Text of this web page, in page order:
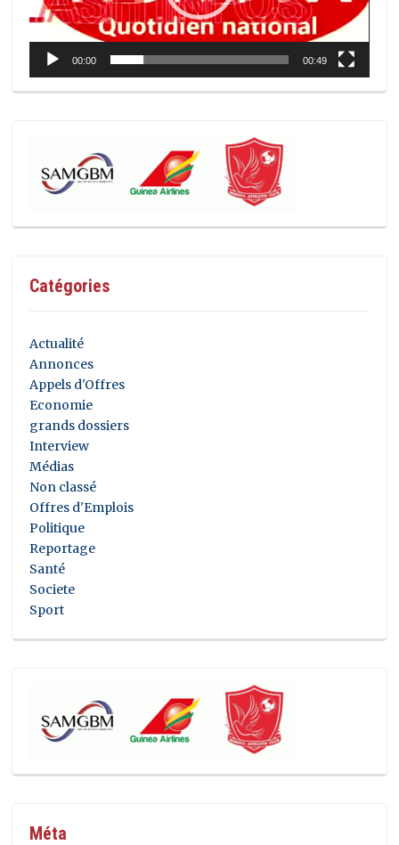
00:00 00:49
Catégories
Actualité
Annonces
Appels d'Offres
Economie
grands dossiers
Interview
Médias
Non classé
Offres d'Emplois
Politique
Reportage
Santé
Societe
Sport
Méta